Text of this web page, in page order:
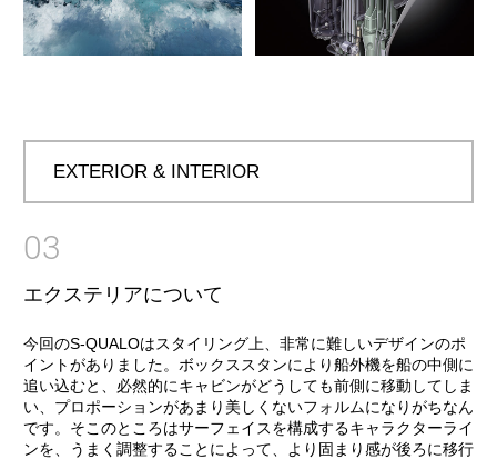
EXTERIOR & INTERIOR
03
エクステリアについて
今回のS-QUALOはスタイリング上、非常に難しいデザインのポ
イントがありました。ボックススタンにより船外機を船の中側に
追い込むと、必然的にキャビンがどうしても前側に移動してしま
い、プロポーションがあまり美しくないフォルムになりがちなん
です。そこのところはサーフェイスを構成するキャラクターライ
ンを、うまく調整することによって、より固まり感が後ろに移行